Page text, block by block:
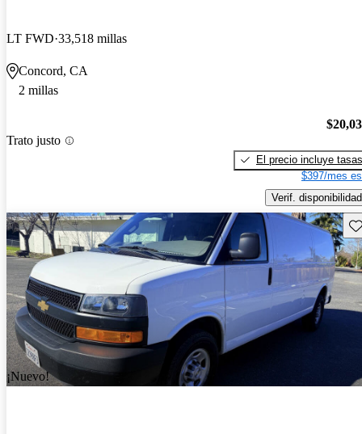
LT FWD 33,518 millas
Concord, CA
2 millas
Trato justo
El precio incluye tasas
$397/mes
Verif. disponibilidad
¡Nuevo!